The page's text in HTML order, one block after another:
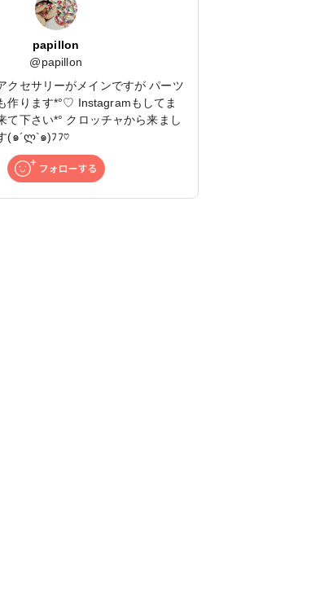
papillon
@papillon
クセサリーがメインですが パーツ
作ります*°♡ Instagramもしてま
て下さい*° クロッチャから来まし
(๑´ლ`๑)ﾌﾌ♡